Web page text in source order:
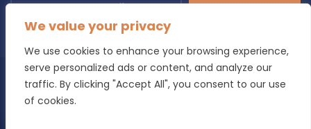
We value your privacy
We use cookies to enhance your browsing experience,
serve personalized ads or content, and analyze our
traffic. By clicking "Accept All", you consent to our use
of cookies.
Copyright © 2025 Transfers.ma All Rights Reserved.